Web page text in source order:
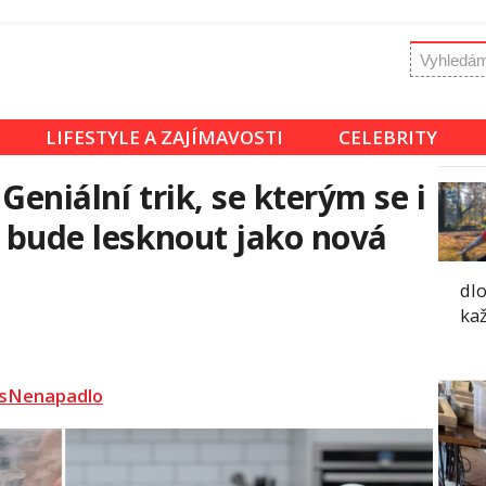
LIFESTYLE A ZAJÍMAVOSTI CELEBRITY
trik, se kterým se i
lesknout jako nová